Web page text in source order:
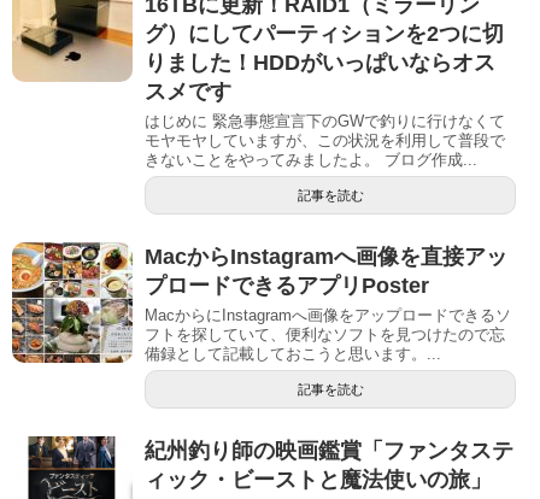
16TBに更新！RAID1（ミラーリン
グ）にしてパーティションを2つに切
りました！HDDがいっぱいならオス
スメです
はじめに 緊急事態宣言下のGWで釣りに行けなくて
モヤモヤしていますが、この状況を利用して普段で
きないことをやってみましたよ。 ブログ作成...
記事を読む
MacからInstagramへ画像を直接アッ
プロードできるアプリPoster
MacからにInstagramへ画像をアップロードできるソ
フトを探していて、便利なソフトを見つけたので忘
備録として記載しておこうと思います。...
記事を読む
紀州釣り師の映画鑑賞「ファンタステ
ィック・ビーストと魔法使いの旅」